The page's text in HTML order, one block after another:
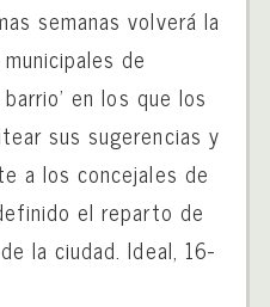
semanas volverá la
de
en los que los
sus sugerencias y
a los concejales de
el reparto de
la ciudad. Ideal, 16-